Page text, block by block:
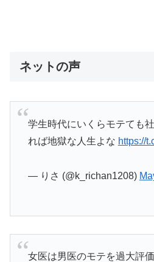
ネットの声
学生時代にいくらモテても
れば地獄な人生よな https://
— りさ (@k_richan1208)
女医は男医のモテを過大評価